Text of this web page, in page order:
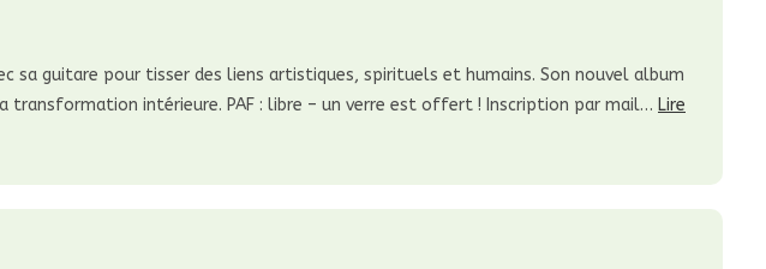
sa guitare pour tisser des liens artistiques, spirituels et humains. Son nouvel album
transformation intérieure. PAF : libre – un verre est offert ! Inscription par mail… Lire